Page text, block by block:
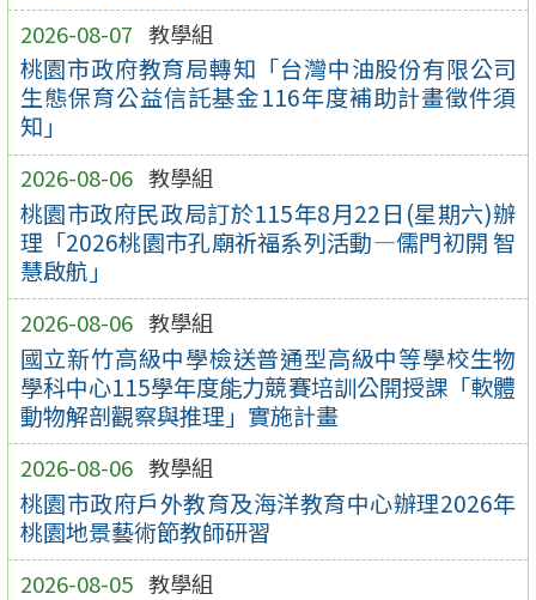
2026-08-07 教學組
桃園市政府教育局轉知「台灣中油股份有限公司
生態保育公益信託基金116年度補助計畫徵件須
知」
2026-08-06 教學組
桃園市政府民政局訂於115年8月22日(星期六)辦
理「2026桃園市孔廟祈福系列活動—儒門初開 智
慧啟航」
2026-08-06 教學組
國立新竹高級中學檢送普通型高級中等學校生物
學科中心115學年度能力競賽培訓公開授課「軟體
動物解剖觀察與推理」實施計畫
2026-08-06 教學組
桃園市政府戶外教育及海洋教育中心辦理2026年
桃園地景藝術節教師研習
2026-08-05 教學組